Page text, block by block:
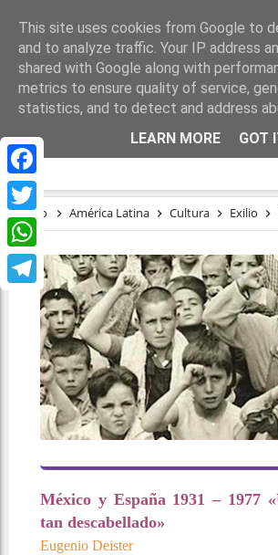
Facebook
Twitter
WhatsApp
Telegram
MÉXICO Y ESPAÑA 1931 –
SUEÑO NO TAN
Inicio América Latina Cultura Exilio
México y España 1931 – 1977
tan descabellado»
Eugenio Deister
This site uses cookies from Google to
and to analyze traffic. Your IP address
shared with Google along with
metrics to ensure quality of service,
statistics, and to detect and address
LEARN MORE
GOT